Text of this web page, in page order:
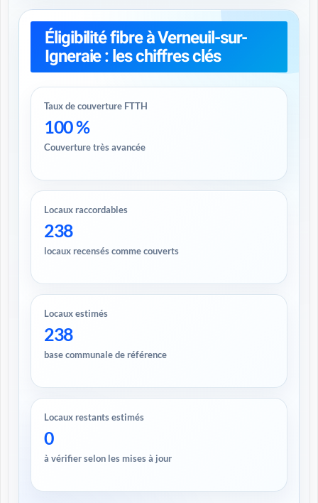
Éligibilité fibre à Verneuil-sur-
Igneraie : les chiffres clés
Taux de couverture FTTH
100 %
Couverture très avancée
Locaux raccordables
238
locaux recensés comme couverts
Locaux estimés
238
base communale de référence
Locaux restants estimés
0
à vérifier selon les mises à jour